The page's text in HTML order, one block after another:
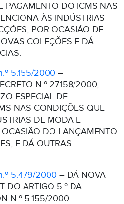
PAGAMENTO DO ICMS NAS
ÀS INDÚSTRIAS
POR OCASIÃO DE
COLEÇÕES E DÁ
5.155/2000 –
N.º 27.158/2000,
ESPECIAL DE
NAS CONDIÇÕES QUE
DE MODA E
OCASIÃO DO LANÇAMENTO
E DÁ OUTRAS
5.479/2000 – DÁ NOVA
DO ARTIGO 5.º DA
N.º 5.155/2000.